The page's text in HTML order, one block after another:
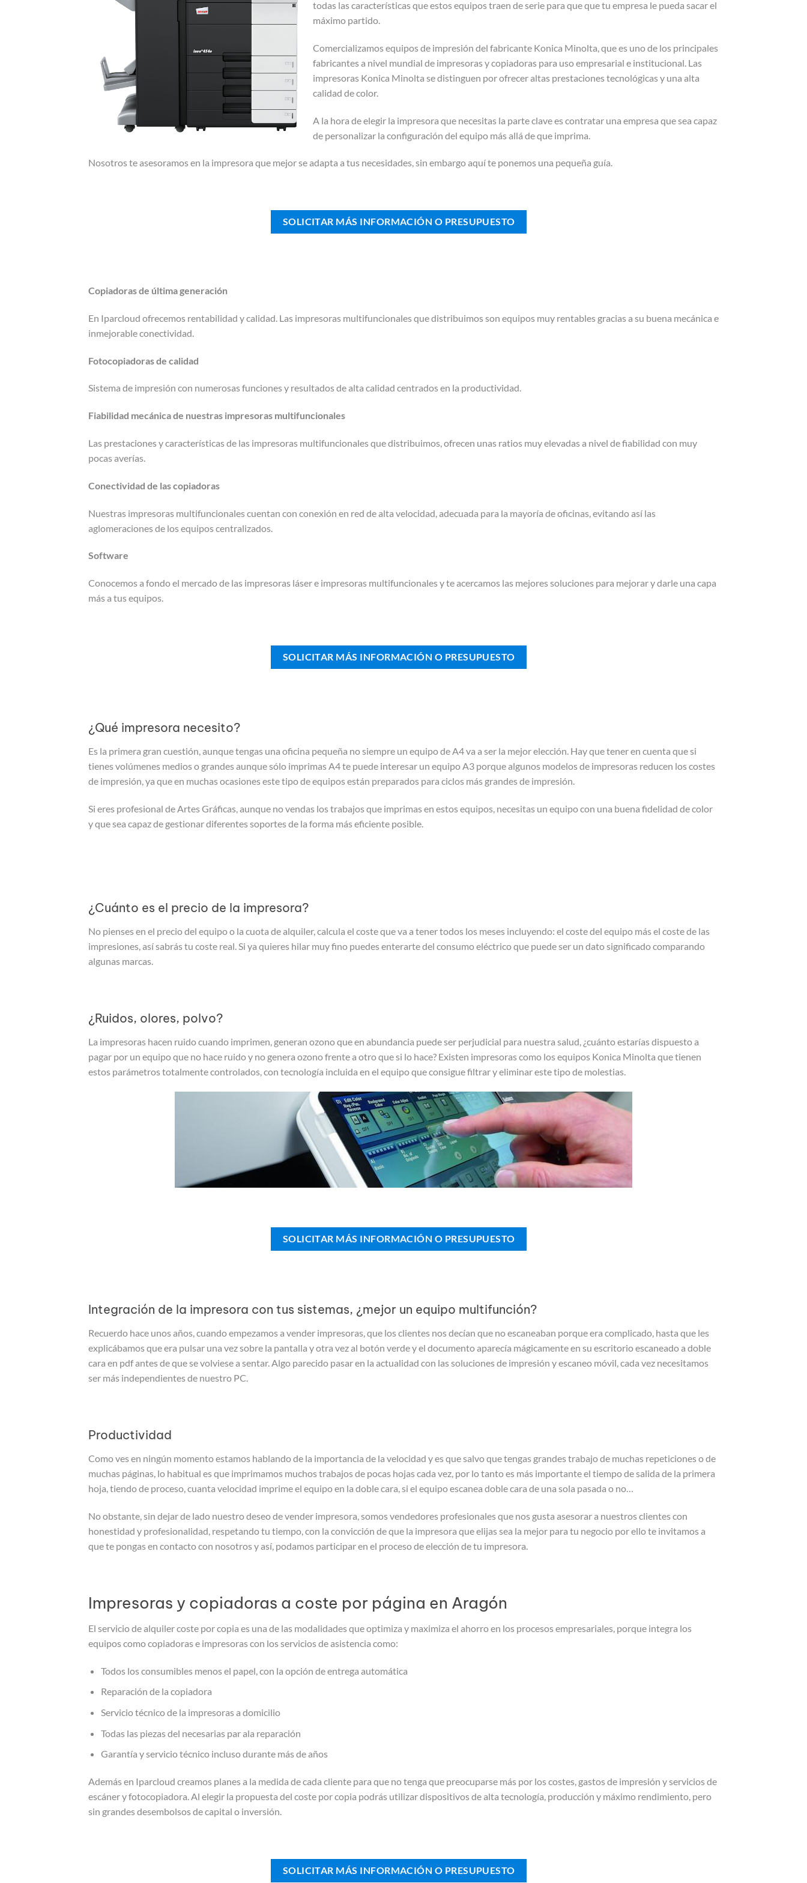
todas las características que estos equipos traen de serie para que que tu empresa le pueda sacar el
máximo partido.
Comercializamos equipos de impresión del fabricante Konica Minolta, que es uno de los principales
fabricantes a nivel mundial de impresoras y copiadoras para uso empresarial e institucional. Las
impresoras Konica Minolta se distinguen por ofrecer altas prestaciones tecnológicas y una alta
calidad de color.
A la hora de elegir la impresora que necesitas la parte clave es contratar una empresa que sea capaz
de personalizar la configuración del equipo más allá de que imprima.
Nosotros te asesoramos en la impresora que mejor se adapta a tus necesidades, sin embargo aquí te ponemos una pequeña guía.
SOLICITAR MÁS INFORMACIÓN O PRESUPUESTO
Copiadoras de última generación
En Iparcloud ofrecemos rentabilidad y calidad. Las impresoras multifuncionales que distribuimos son equipos muy rentables gracias a su buena mecánica e
inmejorable conectividad.
Fotocopiadoras de calidad
Sistema de impresión con numerosas funciones y resultados de alta calidad centrados en la productividad.
Fiabilidad mecánica de nuestras impresoras multifuncionales
Las prestaciones y características de las impresoras multifuncionales que distribuimos, ofrecen unas ratios muy elevadas a nivel de fiabilidad con muy
pocas averías.
Conectividad de las copiadoras
Nuestras impresoras multifuncionales cuentan con conexión en red de alta velocidad, adecuada para la mayoría de oficinas, evitando así las
aglomeraciones de los equipos centralizados.
Software
Conocemos a fondo el mercado de las impresoras láser e impresoras multifuncionales y te acercamos las mejores soluciones para mejorar y darle una capa
más a tus equipos.
SOLICITAR MÁS INFORMACIÓN O PRESUPUESTO
¿Qué impresora necesito?
Es la primera gran cuestión, aunque tengas una oficina pequeña no siempre un equipo de A4 va a ser la mejor elección. Hay que tener en cuenta que si
tienes volúmenes medios o grandes aunque sólo imprimas A4 te puede interesar un equipo A3 porque algunos modelos de impresoras reducen los costes
de impresión, ya que en muchas ocasiones este tipo de equipos están preparados para ciclos más grandes de impresión.
Si eres profesional de Artes Gráficas, aunque no vendas los trabajos que imprimas en estos equipos, necesitas un equipo con una buena fidelidad de color
y que sea capaz de gestionar diferentes soportes de la forma más eficiente posible.
¿Cuánto es el precio de la impresora?
No pienses en el precio del equipo o la cuota de alquiler, calcula el coste que va a tener todos los meses incluyendo: el coste del equipo más el coste de las
impresiones, así sabrás tu coste real. Si ya quieres hilar muy fino puedes enterarte del consumo eléctrico que puede ser un dato significado comparando
algunas marcas.
¿Ruidos, olores, polvo?
La impresoras hacen ruido cuando imprimen, generan ozono que en abundancia puede ser perjudicial para nuestra salud, ¿cuánto estarías dispuesto a
pagar por un equipo que no hace ruido y no genera ozono frente a otro que si lo hace? Existen impresoras como los equipos Konica Minolta que tienen
estos parámetros totalmente controlados, con tecnología incluida en el equipo que consigue filtrar y eliminar este tipo de molestias.
SOLICITAR MÁS INFORMACIÓN O PRESUPUESTO
Integración de la impresora con tus sistemas, ¿mejor un equipo multifunción?
Recuerdo hace unos años, cuando empezamos a vender impresoras, que los clientes nos decían que no escaneaban porque era complicado, hasta que les
explicábamos que era pulsar una vez sobre la pantalla y otra vez al botón verde y el documento aparecía mágicamente en su escritorio escaneado a doble
cara en pdf antes de que se volviese a sentar. Algo parecido pasar en la actualidad con las soluciones de impresión y escaneo móvil, cada vez necesitamos
ser más independientes de nuestro PC.
Productividad
Como ves en ningún momento estamos hablando de la importancia de la velocidad y es que salvo que tengas grandes trabajo de muchas repeticiones o de
muchas páginas, lo habitual es que imprimamos muchos trabajos de pocas hojas cada vez, por lo tanto es más importante el tiempo de salida de la primera
hoja, tiendo de proceso, cuanta velocidad imprime el equipo en la doble cara, si el equipo escanea doble cara de una sola pasada o no…
No obstante, sin dejar de lado nuestro deseo de vender impresora, somos vendedores profesionales que nos gusta asesorar a nuestros clientes con
honestidad y profesionalidad, respetando tu tiempo, con la convicción de que la impresora que elijas sea la mejor para tu negocio por ello te invitamos a
que te pongas en contacto con nosotros y así, podamos participar en el proceso de elección de tu impresora.
Impresoras y copiadoras a coste por página en Aragón
El servicio de alquiler coste por copia es una de las modalidades que optimiza y maximiza el ahorro en los procesos empresariales, porque integra los
equipos como copiadoras e impresoras con los servicios de asistencia como:
Todos los consumibles menos el papel, con la opción de entrega automática
Reparación de la copiadora
Servicio técnico de la impresoras a domicilio
Todas las piezas del necesarias par ala reparación
Garantía y servicio técnico incluso durante más de años
Además en Iparcloud creamos planes a la medida de cada cliente para que no tenga que preocuparse más por los costes, gastos de impresión y servicios de
escáner y fotocopiadora. Al elegir la propuesta del coste por copia podrás utilizar dispositivos de alta tecnología, producción y máximo rendimiento, pero
sin grandes desembolsos de capital o inversión.
SOLICITAR MÁS INFORMACIÓN O PRESUPUESTO